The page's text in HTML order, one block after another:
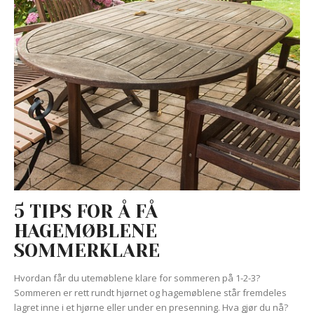
5 TIPS FOR Å FÅ
HAGEMØBLENE
SOMMERKLARE
Hvordan får du utemøblene klare for sommeren på 1-2-3?
Sommeren er rett rundt hjørnet og hagemøblene står fremdeles
lagret inne i et hjørne eller under en presenning. Hva gjør du nå?